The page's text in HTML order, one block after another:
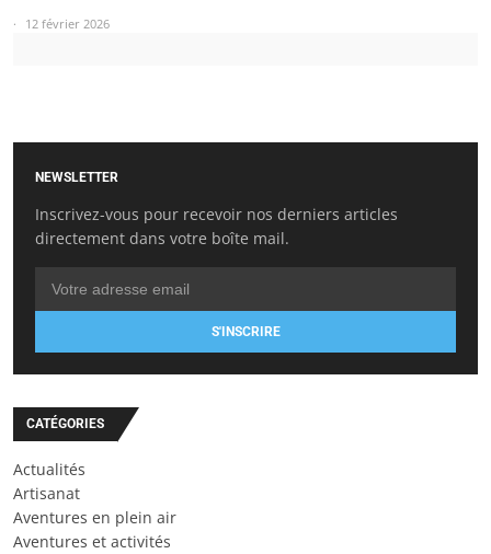
12 février 2026
NEWSLETTER
Inscrivez-vous pour recevoir nos derniers articles
directement dans votre boîte mail.
S'INSCRIRE
CATÉGORIES
Actualités
Artisanat
Aventures en plein air
Aventures et activités